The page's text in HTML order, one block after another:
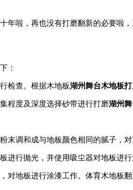
年啦，再也没有打磨翻新的必要啦，
：
检查。根据木地板湖州舞台木地板
程度及深度选择砂带进行打磨湖州
末调和成与地板颜色相同的腻子，
进行抛光，并使用吸尘器对地板进
对地板进行涂漆工作。体育木地板